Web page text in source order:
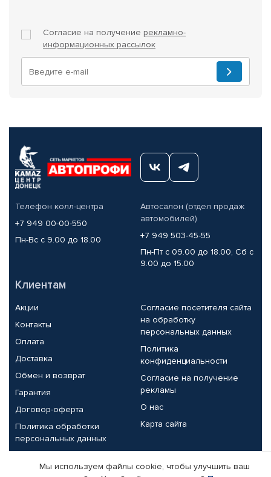
Согласие на получение рекламно-
информационных рассылок
Телефон колл-центра
+7 949 00-00-550
Пн-Вс с 9.00 до 18.00
Автосалон (отдел продаж
автомобилей)
+7 949 503-45-55
Пн-Пт с 09.00 до 18.00, Сб с
9.00 до 15.00
Клиентам
Акции
Контакты
Оплата
Доставка
Обмен и возврат
Гарантия
Договор-оферта
Политика обработки
персональных данных
Согласие посетителя сайта
на обработку
персональных данных
Политика
конфиденциальности
Согласие на получение
рекламы
О нас
Карта сайта
Партнерам
Мы используем файлы cookie, чтобы улучшить ваш